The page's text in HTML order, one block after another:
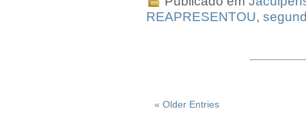
REAPRESENTOU,
« Older Entries